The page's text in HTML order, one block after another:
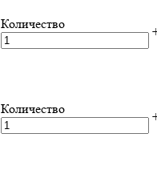
Количество
Количество